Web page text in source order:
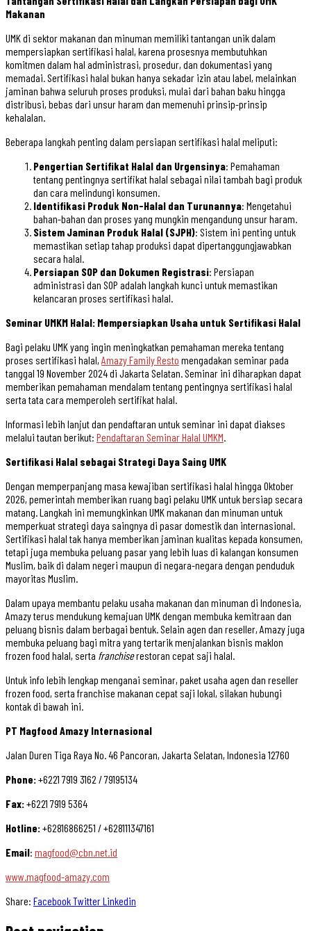
Makanan
UMK di sektor makanan dan minuman memiliki tantangan unik dalam
mempersiapkan sertifikasi halal, karena prosesnya membutuhkan
komitmen dalam hal administrasi, prosedur, dan dokumentasi yang
memadai. Sertifikasi halal bukan hanya sekadar izin atau label, melainkan
jaminan bahwa seluruh proses produksi, mulai dari bahan baku hingga
distribusi, bebas dari unsur haram dan memenuhi prinsip-prinsip
kehalalan.
Beberapa langkah penting dalam persiapan sertifikasi halal meliputi:
Pengertian Sertifikat Halal dan Urgensinya: Pemahaman
tentang pentingnya sertifikat halal sebagai nilai tambah bagi produk
dan cara melindungi konsumen.
Identifikasi Produk Non-Halal dan Turunannya: Mengetahui
bahan-bahan dan proses yang mungkin mengandung unsur haram.
Sistem Jaminan Produk Halal (SJPH): Sistem ini penting untuk
memastikan setiap tahap produksi dapat dipertanggungjawabkan
secara halal.
Persiapan SOP dan Dokumen Registrasi: Persiapan
administrasi dan SOP adalah langkah kunci untuk memastikan
kelancaran proses sertifikasi halal.
Seminar UMKM Halal: Mempersiapkan Usaha untuk Sertifikasi Halal
Bagi pelaku UMK yang ingin meningkatkan pemahaman mereka tentang
proses sertifikasi halal, Amazy Family Resto mengadakan seminar pada
tanggal 19 November 2024 di Jakarta Selatan. Seminar ini diharapkan dapat
memberikan pemahaman mendalam tentang pentingnya sertifikasi halal
serta tata cara memperoleh sertifikat halal.
Informasi lebih lanjut dan pendaftaran untuk seminar ini dapat diakses
melalui tautan berikut: Pendaftaran Seminar Halal UMKM
Sertifikasi Halal sebagai Strategi Daya Saing UMK
Dengan memperpanjang masa kewajiban sertifikasi halal hingga Oktober
2026, pemerintah memberikan ruang bagi pelaku UMK untuk bersiap secara
matang. Langkah ini memungkinkan UMK makanan dan minuman untuk
memperkuat strategi daya saingnya di pasar domestik dan internasional.
Sertifikasi halal tak hanya memberikan jaminan kualitas kepada konsumen,
tetapi juga membuka peluang pasar yang lebih luas di kalangan konsumen
Muslim, baik di dalam negeri maupun di negara-negara dengan penduduk
mayoritas Muslim.
Dalam upaya membantu pelaku usaha makanan dan minuman di Indonesia,
Amazy terus mendukung kemajuan UMK dengan membuka kemitraan dan
peluang bisnis dalam berbagai bentuk. Selain agen dan reseller, Amazy juga
membuka peluang bagi mitra yang tertarik menjalankan bisnis maklon
frozen food halal, serta franchiserestoran cepat saji halal.
Untuk info lebih lengkap menganai seminar, paket usaha agen dan reseller
frozen food, serta franchise makanan cepat saji lokal, silakan hubungi
kontak di bawah ini.
PT Magfood Amazy Internasional
Jalan Duren Tiga Raya No. 46 Pancoran, Jakarta Selatan, Indonesia 12760
Phone:+6221 7919 3162 / 79195134
Fax:+6221 7919 5364
Hotline:+62816866251 / +628111347161
Email: magfood@cbn.net.id
www.magfood-amazy.com
Share: FacebookTwitterLinkedin